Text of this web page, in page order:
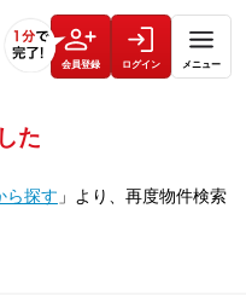
会員登録 ログイン メニュー
た
ら探す 」 より、再度物件検索